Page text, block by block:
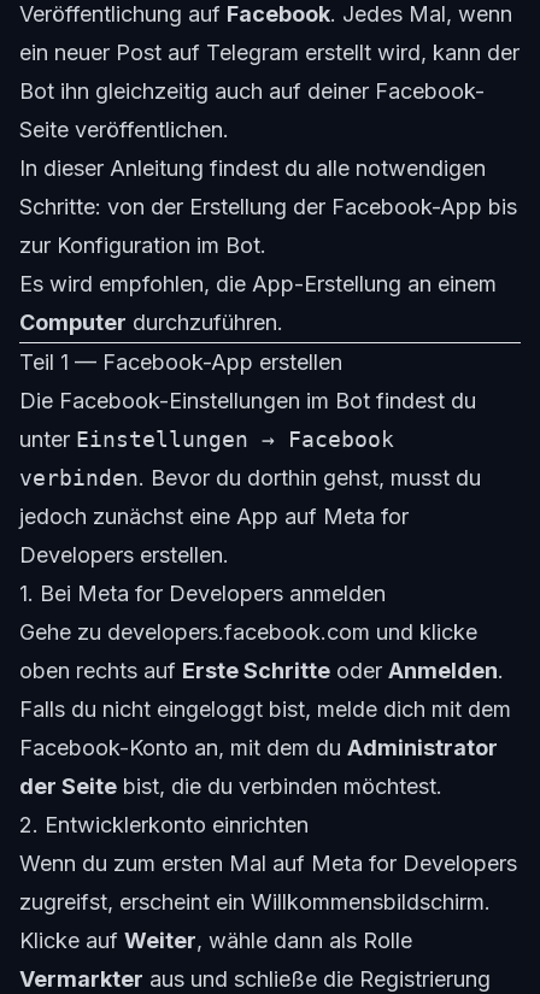
Veröffentlichung auf Facebook. Jedes Mal, wenn
ein neuer Post auf Telegram erstellt wird, kann der
Bot ihn gleichzeitig auch auf deiner Facebook-
Seite veröffentlichen.
In dieser Anleitung findest du alle notwendigen
Schritte: von der Erstellung der Facebook-App bis
zur Konfiguration im Bot.
Es wird empfohlen, die App-Erstellung an einem
Computer durchzuführen.
Teil 1 — Facebook-App erstellen
Die Facebook-Einstellungen im Bot findest du
unter Einstellungen → Facebook
verbinden. Bevor du dorthin gehst, musst du
jedoch zunächst eine App auf Meta for
Developers erstellen.
1. Bei Meta for Developers anmelden
Gehe zu developers.facebook.com und klicke
oben rechts auf Erste Schritte oder Anmelden.
Falls du nicht eingeloggt bist, melde dich mit dem
Facebook-Konto an, mit dem du Administrator
der Seite bist, die du verbinden möchtest.
2. Entwicklerkonto einrichten
Wenn du zum ersten Mal auf Meta for Developers
zugreifst, erscheint ein Willkommensbildschirm.
Klicke auf Weiter, wähle dann als Rolle
Vermarkter aus und schließe die Registrierung